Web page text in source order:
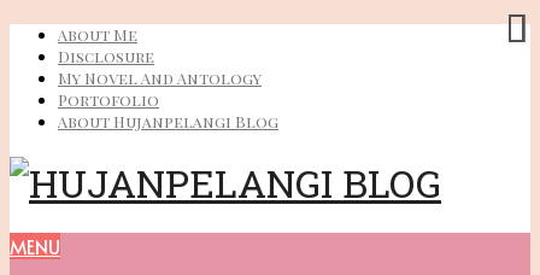
About Me
Disclosure
My Novel And Antology
Portofolio
About Hujanpelangi Blog
MENU